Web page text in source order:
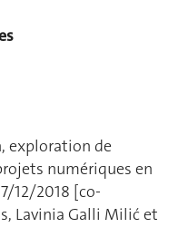
exploration de
numériques en
12/2018 [co-
Lavinia Galli Milić et